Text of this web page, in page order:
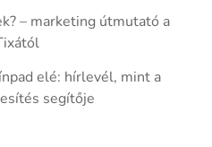
– marketing útmutató a
elé: hírlevél, mint a
segítője